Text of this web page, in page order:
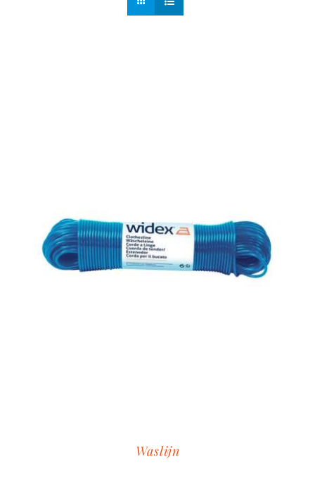
Waslijn